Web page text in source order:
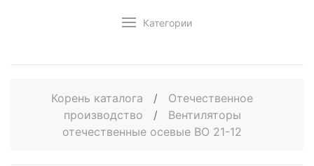
Категории
Корень каталога /
Отечественное
производство
/
Вентиляторы
отечественные осевые ВО 21-12